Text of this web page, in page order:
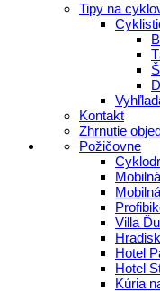
Tipy na
Kontakt
Zhrnutie
Požičovne
Villa
Hotel
Hotel
Kúria